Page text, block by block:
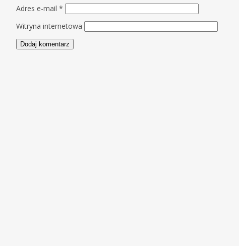
Adres e-mail*
Witryna internetowa